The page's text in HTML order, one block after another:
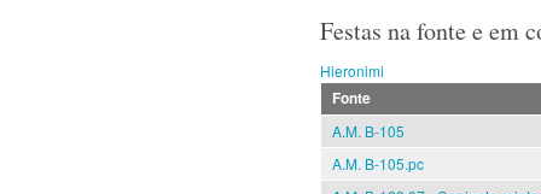
Festas na fonte e em
Hieronimi
Fonte
A.M. B-105
A.M. B-105.pc